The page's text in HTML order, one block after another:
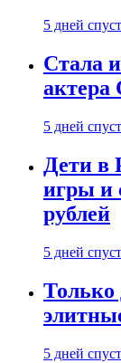
5 дней
Стала
актера
5 дней
Дети в
игры и
рублей
5 дней
Только
5 дней